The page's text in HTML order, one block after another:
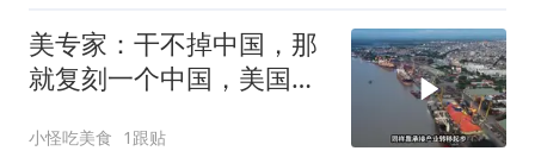
美专家：干不掉中国，那
就复刻一个中国，美国看
小怪吃美食 1跟贴